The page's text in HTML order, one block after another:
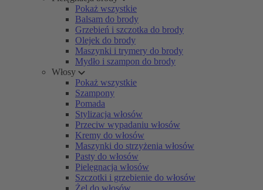
Pokaż wszystkie
Balsam do brody
Grzebień i szczotka do brody
Olejek do brody
Maszynki i trymery do brody
Mydło i szampon do brody
Włosy
Pokaż wszystkie
Szampony
Pomada
Stylizacja włosów
Przeciw wypadaniu włosów
Kremy do włosów
Maszynki do strzyżenia włosów
Pasty do włosów
Pielęgnacja włosów
Szczotki i grzebienie do włosów
Żel do włosów